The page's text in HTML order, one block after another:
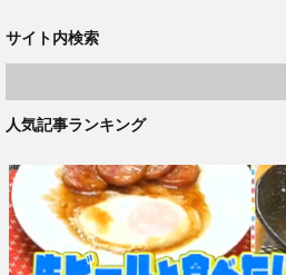
サイト内検索
人気記事ランキング